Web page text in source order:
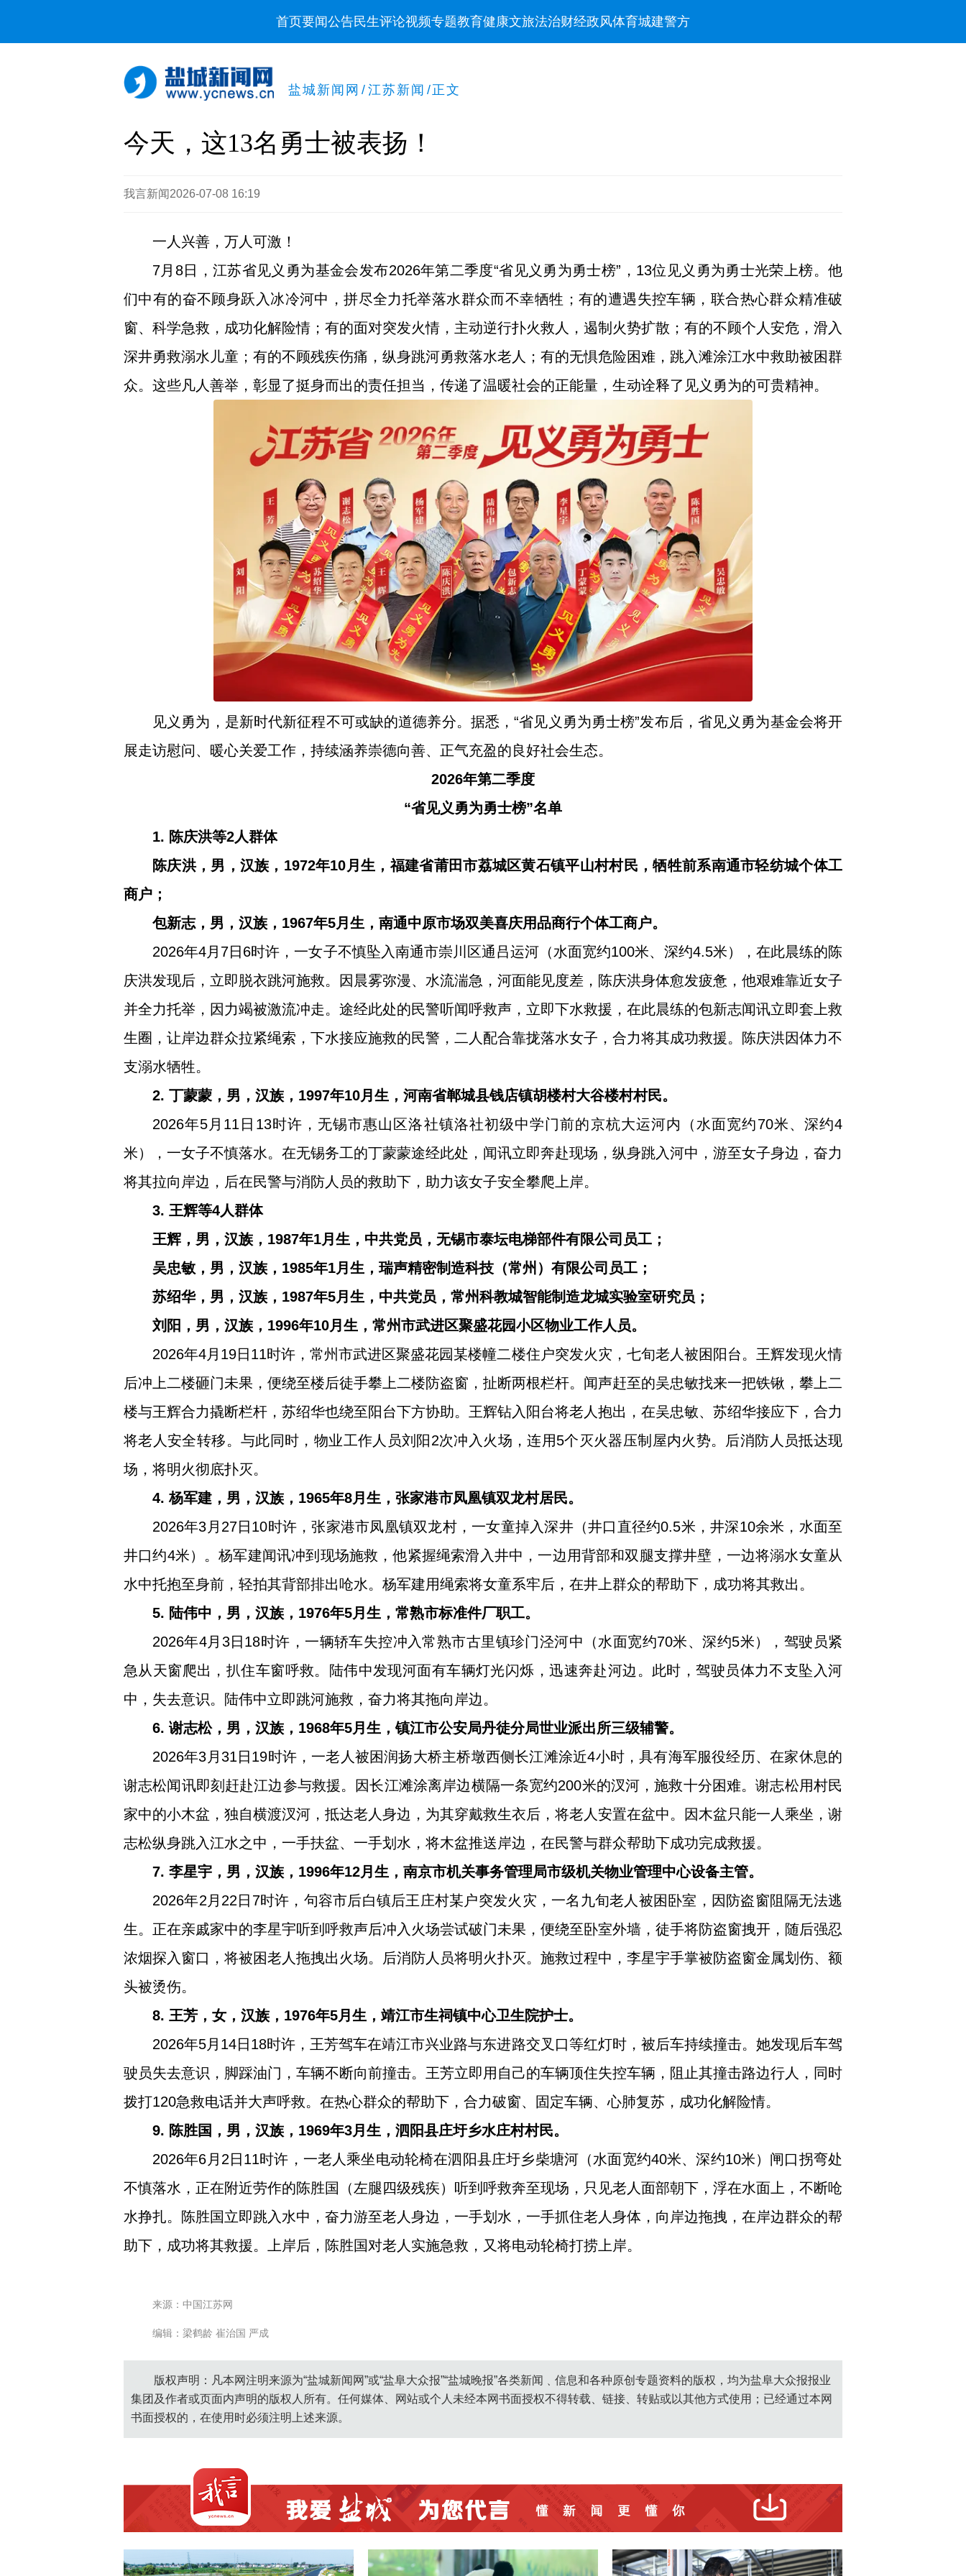
首页要闻公告民生评论视频专题教育健康文旅法治财经政风体育城建警方
盐城新闻网 / 江苏新闻 /正文
今天，这13名勇士被表扬！
我言新闻 2026-07-08 16:19
一人兴善，万人可激！
7月8日，江苏省见义勇为基金会发布2026年第二季度“省见义勇为勇士榜”，13位见义勇为勇士光荣上榜。他
们中有的奋不顾身跃入冰冷河中，拼尽全力托举落水群众而不幸牺牲；有的遭遇失控车辆，联合热心群众精准破
窗、科学急救，成功化解险情；有的面对突发火情，主动逆行扑火救人，遏制火势扩散；有的不顾个人安危，滑入
深井勇救溺水儿童；有的不顾残疾伤痛，纵身跳河勇救落水老人；有的无惧危险困难，跳入滩涂江水中救助被困群
众。这些凡人善举，彰显了挺身而出的责任担当，传递了温暖社会的正能量，生动诠释了见义勇为的可贵精神。
见义勇为，是新时代新征程不可或缺的道德养分。据悉，“省见义勇为勇士榜”发布后，省见义勇为基金会将开
展走访慰问、暖心关爱工作，持续涵养崇德向善、正气充盈的良好社会生态。
2026年第二季度
“省见义勇为勇士榜”名单
1. 陈庆洪等2人群体
陈庆洪，男，汉族，1972年10月生，福建省莆田市荔城区黄石镇平山村村民，牺牲前系南通市轻纺城个体工
商户；
包新志，男，汉族，1967年5月生，南通中原市场双美喜庆用品商行个体工商户。
2026年4月7日6时许，一女子不慎坠入南通市崇川区通吕运河（水面宽约100米、深约4.5米），在此晨练的陈
庆洪发现后，立即脱衣跳河施救。因晨雾弥漫、水流湍急，河面能见度差，陈庆洪身体愈发疲惫，他艰难靠近女子
并全力托举，因力竭被激流冲走。途经此处的民警听闻呼救声，立即下水救援，在此晨练的包新志闻讯立即套上救
生圈，让岸边群众拉紧绳索，下水接应施救的民警，二人配合靠拢落水女子，合力将其成功救援。陈庆洪因体力不
支溺水牺牲。
2. 丁蒙蒙，男，汉族，1997年10月生，河南省郸城县钱店镇胡楼村大谷楼村村民。
2026年5月11日13时许，无锡市惠山区洛社镇洛社初级中学门前的京杭大运河内（水面宽约70米、深约4
米），一女子不慎落水。在无锡务工的丁蒙蒙途经此处，闻讯立即奔赴现场，纵身跳入河中，游至女子身边，奋力
将其拉向岸边，后在民警与消防人员的救助下，助力该女子安全攀爬上岸。
3. 王辉等4人群体
王辉，男，汉族，1987年1月生，中共党员，无锡市泰坛电梯部件有限公司员工；
吴忠敏，男，汉族，1985年1月生，瑞声精密制造科技（常州）有限公司员工；
苏绍华，男，汉族，1987年5月生，中共党员，常州科教城智能制造龙城实验室研究员；
刘阳，男，汉族，1996年10月生，常州市武进区聚盛花园小区物业工作人员。
2026年4月19日11时许，常州市武进区聚盛花园某楼幢二楼住户突发火灾，七旬老人被困阳台。王辉发现火情
后冲上二楼砸门未果，便绕至楼后徒手攀上二楼防盗窗，扯断两根栏杆。闻声赶至的吴忠敏找来一把铁锹，攀上二
楼与王辉合力撬断栏杆，苏绍华也绕至阳台下方协助。王辉钻入阳台将老人抱出，在吴忠敏、苏绍华接应下，合力
将老人安全转移。与此同时，物业工作人员刘阳2次冲入火场，连用5个灭火器压制屋内火势。后消防人员抵达现
场，将明火彻底扑灭。
4. 杨军建，男，汉族，1965年8月生，张家港市凤凰镇双龙村居民。
2026年3月27日10时许，张家港市凤凰镇双龙村，一女童掉入深井（井口直径约0.5米，井深10余米，水面至
井口约4米）。杨军建闻讯冲到现场施救，他紧握绳索滑入井中，一边用背部和双腿支撑井壁，一边将溺水女童从
水中托抱至身前，轻拍其背部排出呛水。杨军建用绳索将女童系牢后，在井上群众的帮助下，成功将其救出。
5. 陆伟中，男，汉族，1976年5月生，常熟市标准件厂职工。
2026年4月3日18时许，一辆轿车失控冲入常熟市古里镇珍门泾河中（水面宽约70米、深约5米），驾驶员紧
急从天窗爬出，扒住车窗呼救。陆伟中发现河面有车辆灯光闪烁，迅速奔赴河边。此时，驾驶员体力不支坠入河
中，失去意识。陆伟中立即跳河施救，奋力将其拖向岸边。
6. 谢志松，男，汉族，1968年5月生，镇江市公安局丹徒分局世业派出所三级辅警。
2026年3月31日19时许，一老人被困润扬大桥主桥墩西侧长江滩涂近4小时，具有海军服役经历、在家休息的
谢志松闻讯即刻赶赴江边参与救援。因长江滩涂离岸边横隔一条宽约200米的汊河，施救十分困难。谢志松用村民
家中的小木盆，独自横渡汊河，抵达老人身边，为其穿戴救生衣后，将老人安置在盆中。因木盆只能一人乘坐，谢
志松纵身跳入江水之中，一手扶盆、一手划水，将木盆推送岸边，在民警与群众帮助下成功完成救援。
7. 李星宇，男，汉族，1996年12月生，南京市机关事务管理局市级机关物业管理中心设备主管。
2026年2月22日7时许，句容市后白镇后王庄村某户突发火灾，一名九旬老人被困卧室，因防盗窗阻隔无法逃
生。正在亲戚家中的李星宇听到呼救声后冲入火场尝试破门未果，便绕至卧室外墙，徒手将防盗窗拽开，随后强忍
浓烟探入窗口，将被困老人拖拽出火场。后消防人员将明火扑灭。施救过程中，李星宇手掌被防盗窗金属划伤、额
头被烫伤。
8. 王芳，女，汉族，1976年5月生，靖江市生祠镇中心卫生院护士。
2026年5月14日18时许，王芳驾车在靖江市兴业路与东进路交叉口等红灯时，被后车持续撞击。她发现后车驾
驶员失去意识，脚踩油门，车辆不断向前撞击。王芳立即用自己的车辆顶住失控车辆，阻止其撞击路边行人，同时
拨打120急救电话并大声呼救。在热心群众的帮助下，合力破窗、固定车辆、心肺复苏，成功化解险情。
9. 陈胜国，男，汉族，1969年3月生，泗阳县庄圩乡水庄村村民。
2026年6月2日11时许，一老人乘坐电动轮椅在泗阳县庄圩乡柴塘河（水面宽约40米、深约10米）闸口拐弯处
不慎落水，正在附近劳作的陈胜国（左腿四级残疾）听到呼救奔至现场，只见老人面部朝下，浮在水面上，不断呛
水挣扎。陈胜国立即跳入水中，奋力游至老人身边，一手划水，一手抓住老人身体，向岸边拖拽，在岸边群众的帮
助下，成功将其救援。上岸后，陈胜国对老人实施急救，又将电动轮椅打捞上岸。
来源：中国江苏网
编辑：梁鹤龄 崔治国 严成
版权声明：凡本网注明来源为“盐城新闻网”或“盐阜大众报”“盐城晚报”各类新闻﹑信息和各种原创专题资料的版权，均为盐阜大众报报业
集团及作者或页面内声明的版权人所有。任何媒体、网站或个人未经本网书面授权不得转载、链接、转贴或以其他方式使用；已经通过本网
书面授权的，在使用时必须注明上述来源。